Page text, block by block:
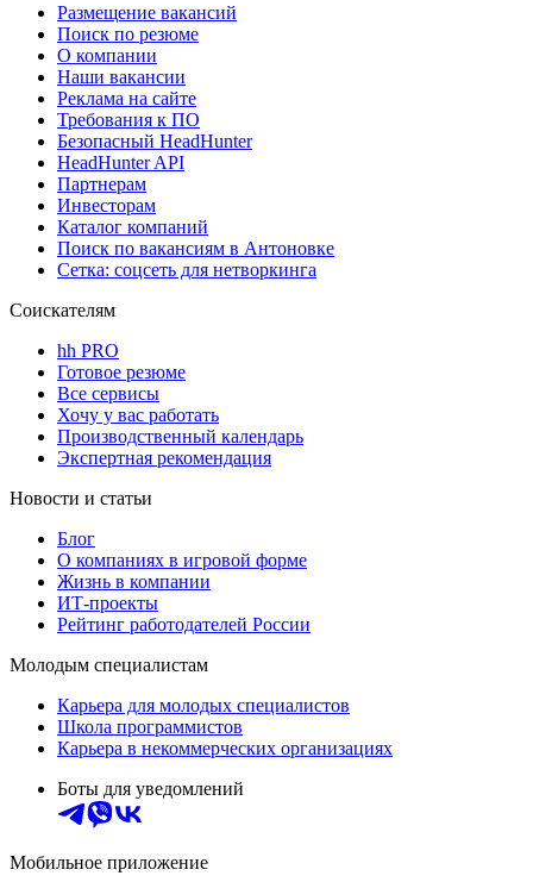
Размещение вакансий
Поиск по резюме
О компании
Наши вакансии
Реклама на сайте
Требования к ПО
Безопасный HeadHunter
HeadHunter API
Партнерам
Инвесторам
Каталог компаний
Поиск по вакансиям в Антоновке
Сетка: соцсеть для нетворкинга
Соискателям
hh PRO
Готовое резюме
Все сервисы
Хочу у вас работать
Производственный календарь
Экспертная рекомендация
Новости и статьи
Блог
О компаниях в игровой форме
Жизнь в компании
ИТ-проекты
Рейтинг работодателей России
Молодым специалистам
Карьера для молодых специалистов
Школа программистов
Карьера в некоммерческих организациях
Боты для уведомлений
Мобильное приложение